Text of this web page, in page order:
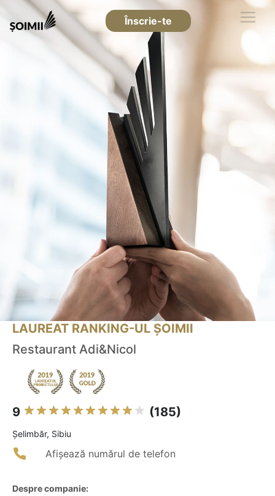
Înscrie-te
LAUREAT RANKING-UL ȘOIMII
Restaurant Adi&Nicol
9 (185)
Şelimbăr, Sibiu
Afișează numărul de telefon
Despre companie: